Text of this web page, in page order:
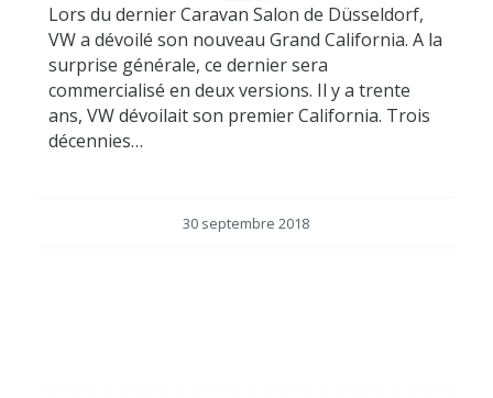
Lors du dernier Caravan Salon de Düsseldorf,
VW a dévoilé son nouveau Grand California. A la
surprise générale, ce dernier sera
commercialisé en deux versions. Il y a trente
ans, VW dévoilait son premier California. Trois
décennies…
30 septembre 2018